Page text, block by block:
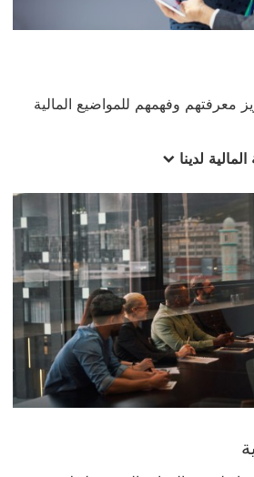
وفهمهم للمواضيع المالية
لدينا